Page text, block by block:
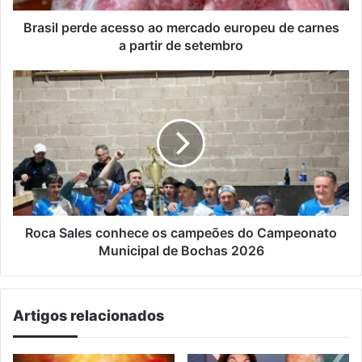
a
partir
Brasil perde acesso ao mercado europeu de carnes
a partir de setembro
Roca
Sales
conhece
campeões
do
Campeonato
Municipal
de
Bochas
Roca Sales conhece os campeões do Campeonato
Municipal de Bochas 2026
Artigos relacionados